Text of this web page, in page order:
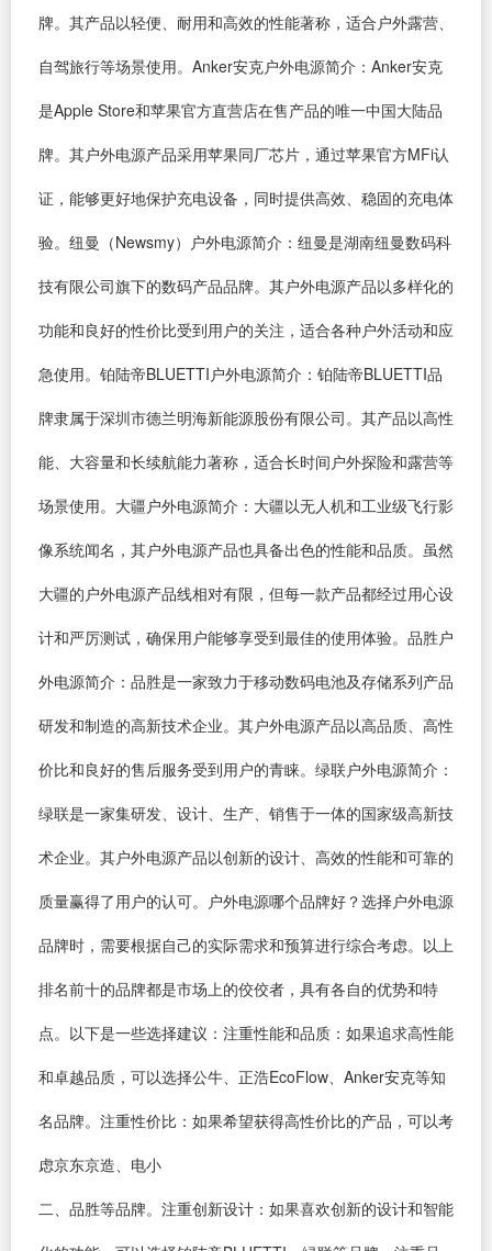
牌。其产品以轻便、耐用和高效的性能著称，适合户外露营、
自驾旅行等场景使用。Anker安克户外电源简介：Anker安克
是Apple Store和苹果官方直营店在售产品的唯一中国大陆品
牌。其户外电源产品采用苹果同厂芯片，通过苹果官方MFi认
证，能够更好地保护充电设备，同时提供高效、稳固的充电体
验。纽曼（Newsmy）户外电源简介：纽曼是湖南纽曼数码科
技有限公司旗下的数码产品品牌。其户外电源产品以多样化的
功能和良好的性价比受到用户的关注，适合各种户外活动和应
急使用。铂陆帝BLUETTI户外电源简介：铂陆帝BLUETTI品
牌隶属于深圳市德兰明海新能源股份有限公司。其产品以高性
能、大容量和长续航能力著称，适合长时间户外探险和露营等
场景使用。大疆户外电源简介：大疆以无人机和工业级飞行影
像系统闻名，其户外电源产品也具备出色的性能和品质。虽然
大疆的户外电源产品线相对有限，但每一款产品都经过用心设
计和严厉测试，确保用户能够享受到最佳的使用体验。品胜户
外电源简介：品胜是一家致力于移动数码电池及存储系列产品
研发和制造的高新技术企业。其户外电源产品以高品质、高性
价比和良好的售后服务受到用户的青睐。绿联户外电源简介：
绿联是一家集研发、设计、生产、销售于一体的国家级高新技
术企业。其户外电源产品以创新的设计、高效的性能和可靠的
质量赢得了用户的认可。户外电源哪个品牌好？选择户外电源
品牌时，需要根据自己的实际需求和预算进行综合考虑。以上
排名前十的品牌都是市场上的佼佼者，具有各自的优势和特
点。以下是一些选择建议：注重性能和品质：如果追求高性能
和卓越品质，可以选择公牛、正浩EcoFlow、Anker安克等知
名品牌。注重性价比：如果希望获得高性价比的产品，可以考
虑京东京造、电小
二、品胜等品牌。注重创新设计：如果喜欢创新的设计和智能